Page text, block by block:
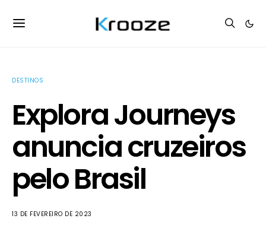
DESTINOS
Explora Journeys
anuncia cruzeiros
pelo Brasil
13 DE FEVEREIRO DE 2023